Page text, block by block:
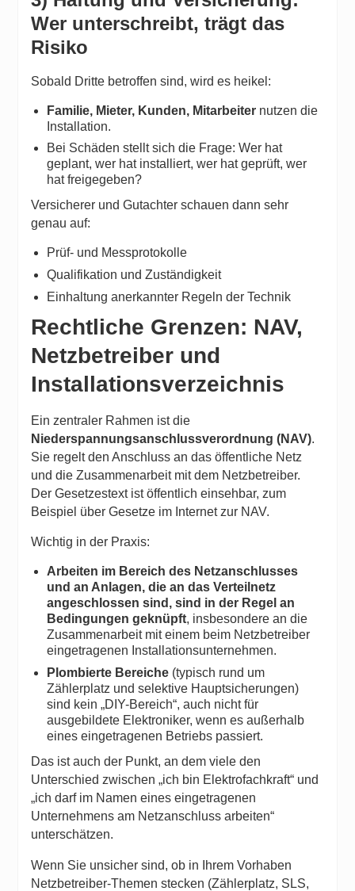
Wer unterschreibt, trägt das
Risiko
Sobald Dritte betroffen sind, wird es heikel:
Familie, Mieter, Kunden, Mitarbeiter nutzen die
Installation.
Bei Schäden stellt sich die Frage: Wer hat
geplant, wer hat installiert, wer hat geprüft, wer
hat freigegeben?
Versicherer und Gutachter schauen dann sehr
genau auf:
Prüf- und Messprotokolle
Qualifikation und Zuständigkeit
Einhaltung anerkannter Regeln der Technik
Rechtliche Grenzen: NAV,
Netzbetreiber und
Installationsverzeichnis
Ein zentraler Rahmen ist die
Niederspannungsanschlussverordnung (NAV).
Sie regelt den Anschluss an das öffentliche Netz
und die Zusammenarbeit mit dem Netzbetreiber.
Der Gesetzestext ist öffentlich einsehbar, zum
Beispiel über Gesetze im Internet zur NAV.
Wichtig in der Praxis:
Arbeiten im Bereich des Netzanschlusses
und an Anlagen, die an das Verteilnetz
angeschlossen sind, sind in der Regel an
Bedingungen geknüpft, insbesondere an die
Zusammenarbeit mit einem beim Netzbetreiber
eingetragenen Installationsunternehmen.
Plombierte Bereiche (typisch rund um
Zählerplatz und selektive Hauptsicherungen)
sind kein „DIY-Bereich“, auch nicht für
ausgebildete Elektroniker, wenn es außerhalb
eines eingetragenen Betriebs passiert.
Das ist auch der Punkt, an dem viele den
Unterschied zwischen „ich bin Elektrofachkraft“ und
„ich darf im Namen eines eingetragenen
Unternehmens am Netzanschluss arbeiten“
unterschätzen.
Wenn Sie unsicher sind, ob in Ihrem Vorhaben
Netzbetreiber-Themen stecken (Zählerplatz, SLS,